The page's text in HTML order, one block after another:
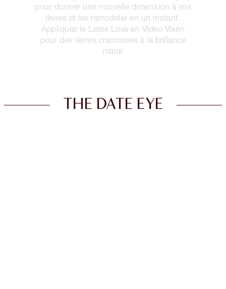
pour donner une nouvelle dimension à vos
lèvres et les remodeler en un instant.
Appliquez le Latex Love en Video Vixen
pour des lèvres cramoisies à la brillance
miroir
THE DATE EYE